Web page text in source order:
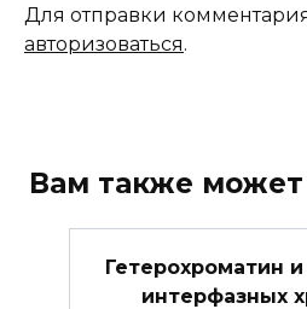
Для отправки
авторизоваться.
Вам также может
Гетерохроматин
интерфазных